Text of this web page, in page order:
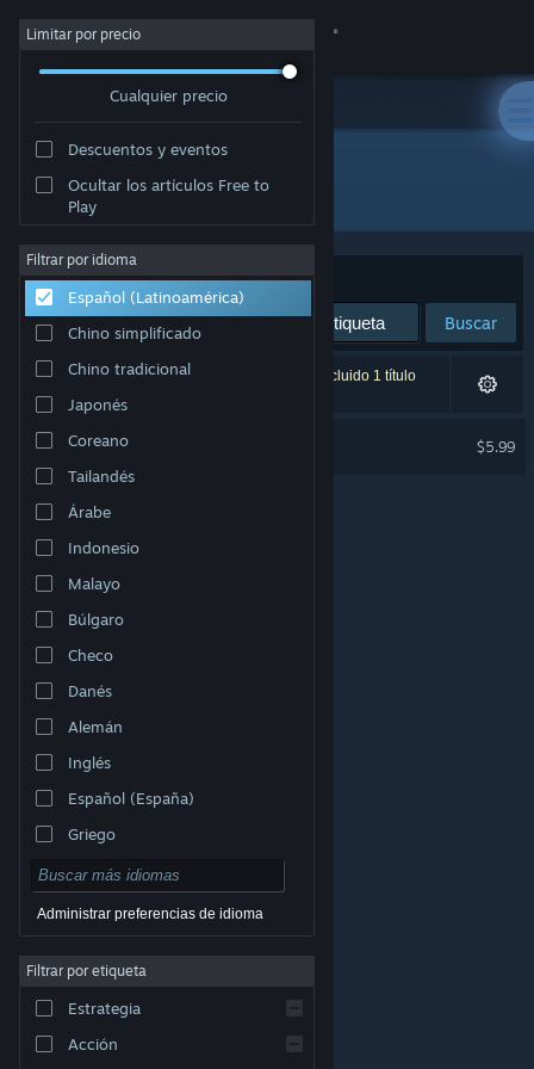
Iniciar sesión
Acerca de
Soporte
Cambiar idioma
Obtener la aplicación de Steam Mobile
Ver versión clásica
© Valve Corporation. Todos los derechos reservados.
Todas las marcas registradas pertenecen a sus
de Privacidad|Información legal
Acuerdo de Suscriptor a Steam
Cookies
Limitar por precio
Cualquier precio
Descuentos y eventos
Ocultar los artículos Free to
Play
Filtrar por idioma
Español (Latinoamérica)
Chino simplificado
Chino tradicional
Japonés
Coreano
Tailandés
Árabe
Indonesio
Malayo
Búlgaro
Checo
Danés
Alemán
Inglés
Español (España)
Griego
Administrar preferencias de idioma
Filtrar por etiqueta
Estrategia
Acción
Desarrollador: Pixel Crate Games
Ordenar por Relevancia
Buscar
1 resultado coincide con la búsqueda. Se ha excluido 1 título
según tus preferencias.
$5.99